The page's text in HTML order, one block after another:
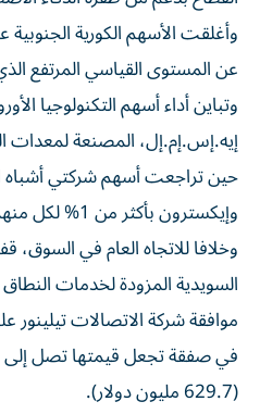
عن المستوى القياسي المرتفع
وتباين أداء أسهم التكنولوجيا
حين تراجعت ⁠أسهم شركتي
وإيكسترون بأكثر ‌من 1% لكل منهما.
وخلافا للاتجاه العام في
موافقة شركة الاتصالات
(629.7 مليون دولار).